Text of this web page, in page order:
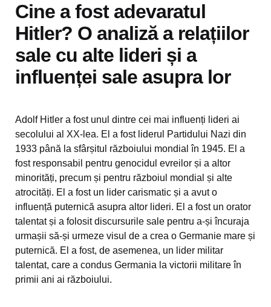
Cine a fost adevaratul
Hitler? O analiză a relațiilor
sale cu alte lideri și a
influenței sale asupra lor
Adolf Hitler a fost unul dintre cei mai influenți lideri ai
secolului al XX-lea. El a fost liderul Partidului Nazi din
1933 până la sfârșitul războiului mondial în 1945. El a
fost responsabil pentru genocidul evreilor și a altor
minorități, precum și pentru războiul mondial și alte
atrocități. El a fost un lider carismatic și a avut o
influență puternică asupra altor lideri. El a fost un orator
talentat și a folosit discursurile sale pentru a-și încuraja
urmașii să-și urmeze visul de a crea o Germanie mare și
puternică. El a fost, de asemenea, un lider militar
talentat, care a condus Germania la victorii militare în
primii ani ai războiului.